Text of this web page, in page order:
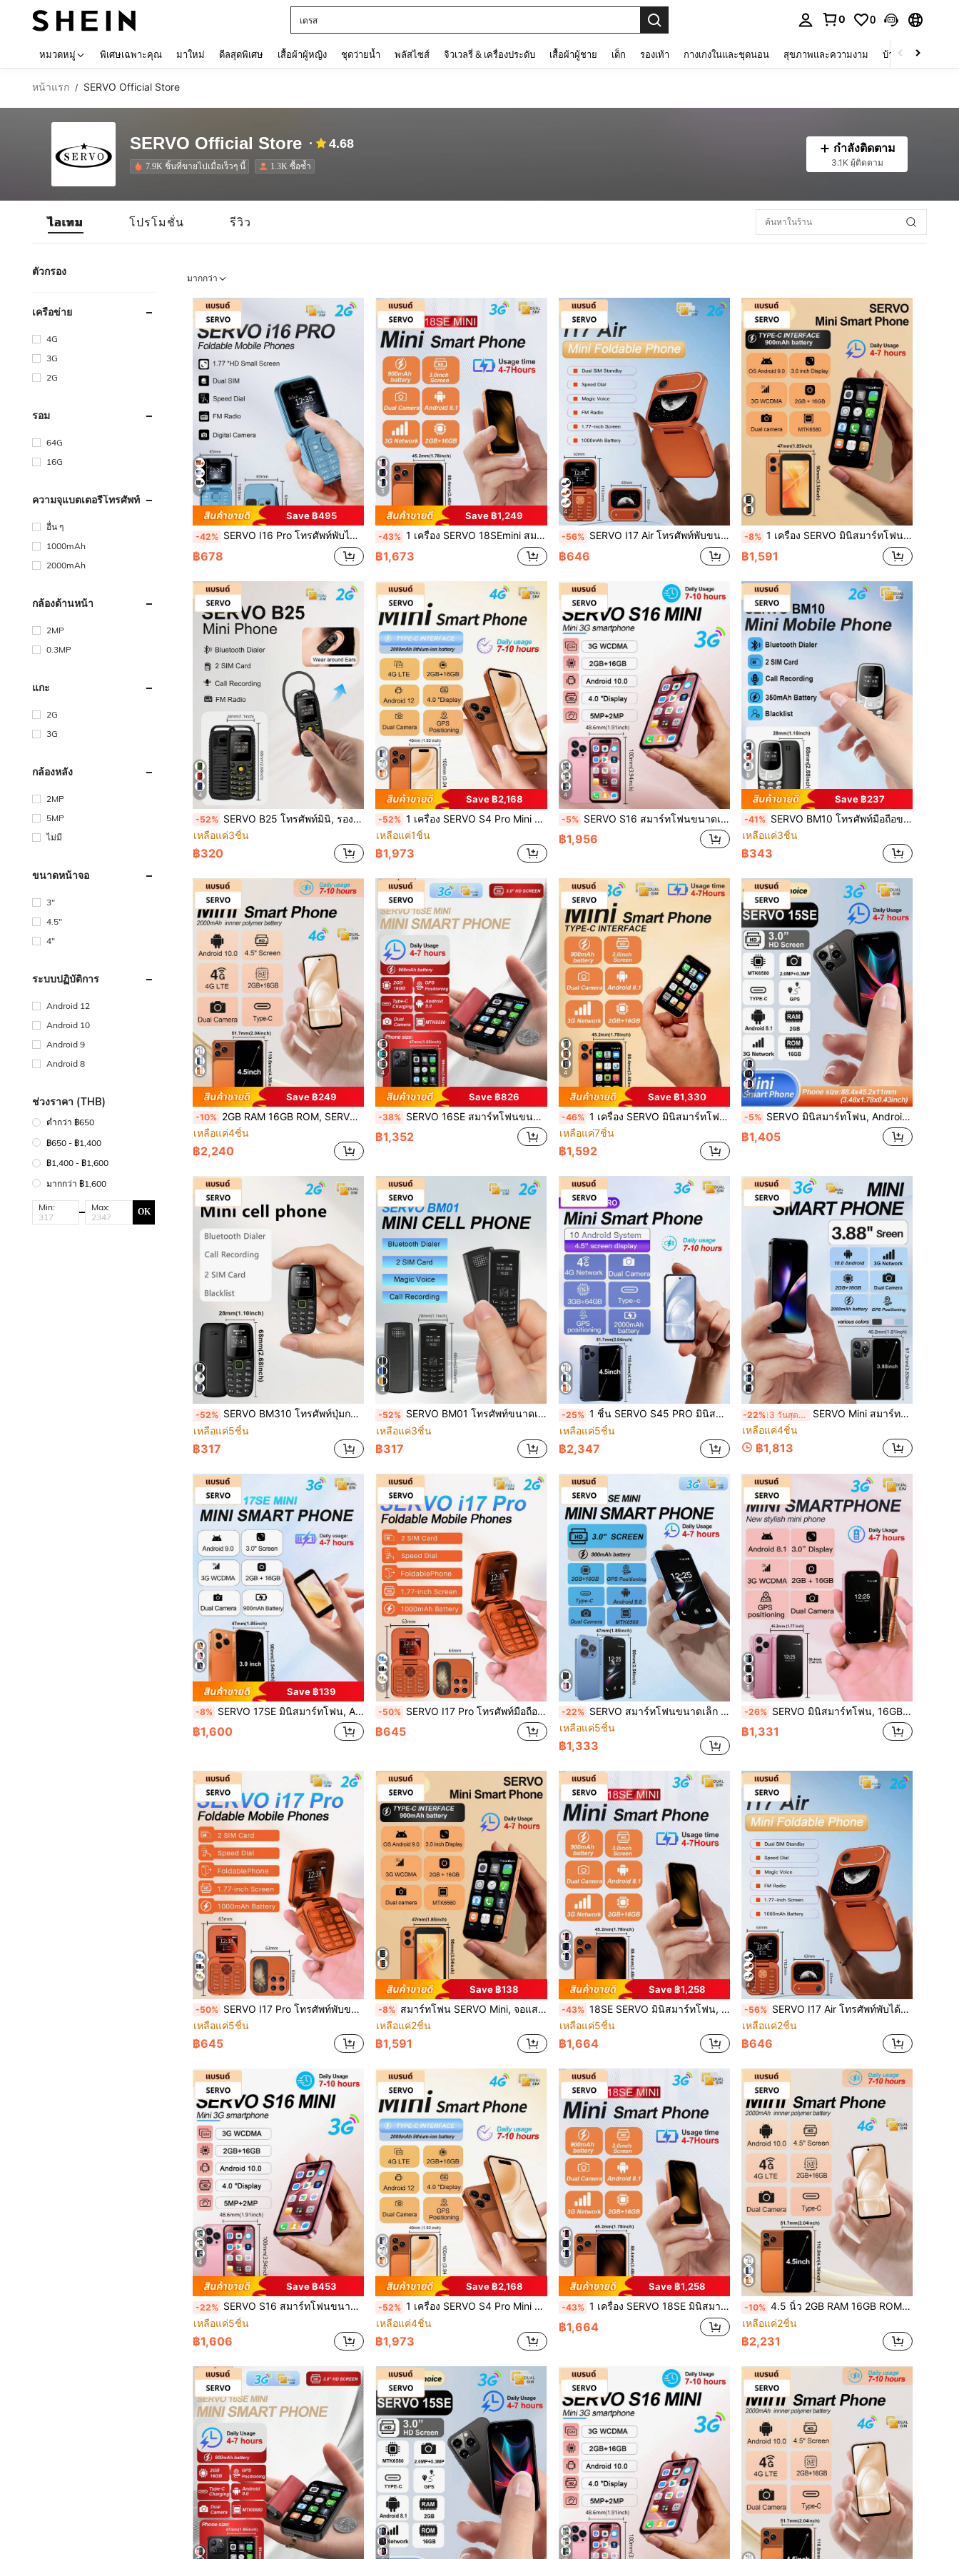
เด็กโต
0 0
หมวดหมู่ พิเศษเฉพาะคุณ มาใหม่ ดีลสุดพิเศษ เสื้อผ้าผู้หญิง ชุดว่ายน้ำ พลัสไซส์ จิวเวลรี่ & เครื่องประดับ เสื้อผ้าผู้ชาย เด็ก รองเท้า กางเกงในและชุดนอน สุขภาพและความงาม บ้านและที่อยู่อาศัย
หน้าแรก / SERVO Official Store
SERVO Official Store 4.68
7.9K ชิ้นที่ขายไปเมื่อเร็วๆ นี้ 1.3K ซื้อซ้ำ
กำลังติดตาม
3.1K ผู้ติดตาม
ไอเทม โปรโมชั่น รีวิว
ตัวกรอง
เครือข่าย
4G
3G
2G
รอม
64G
16G
ความจุแบตเตอรี่โทรศัพท์
อื่น ๆ
1000mAh
2000mAh
กล้องด้านหน้า
2MP
0.3MP
แกะ
2G
3G
กล้องหลัง
2MP
5MP
ไม่มี
ขนาดหน้าจอ
3"
4.5"
4"
ระบบปฏิบัติการ
Android 12
Android 10
Android 9
Android 8
ช่วงราคา (THB)
ต่ำกว่า ฿650
฿650 - ฿1,400
฿1,400 - ฿1,600
มากกว่า ฿1,600
Min: Max: OK
มากกว่า
5
Save ฿495
-42% SERVO I16 Pro โทรศัพท์พับได้ขนาดเล็ก ซิมคู่ สแตนด์บายคู่ บันทึกการโทร หน้าจอ 1.77 นิ้ว ไฟฉาย LED 2G GSM
฿678
5
Save ฿1,249
-43% 1 เครื่อง SERVO 18SEmini สมาร์ทโฟน, Android 8.1, RAM 2GB + ROM 16GB, WiFi, จอแสดงผล 3.0", สองซิม สองสแตนด์บาย, โทรศัพท์พกพา 3G WCDMA ขนาดกะทัดรัด
฿1,673
4
-56% SERVO I17 Air โทรศัพท์พับขนาดเล็ก จอ 1.77 นิ้ว รองรับ 2 ซิม 2G GSM มีปุ่มโทรด่วน แบล็คลิสต์ วิทยุ FM สีดำ
฿646
-8% 1 เครื่อง SERVO มินิสมาร์ทโฟน, ระบบ Android 9.0, เครือข่าย 3G WCDMA สองซิมสองสแตนด์บาย, จอแสดงผล HD 3.0", RAM 2GB + ROM 16GB, โทรศัพท์ขนาดพกพา
฿1,591
4
-52% SERVO B25 โทรศัพท์มินิ, รองรับสองซิม, โทรด้วยบลูทูธ, ซิงค์เพลง, รายการดำ, หน้าจอ 0.66 นิ้ว, เหมาะสำหรับกีฬา, โทรศัพท์สำรองแบบปุ่ม
เหลือแค่3ชิ้น
฿320
Save ฿2,168
-52% 1 เครื่อง SERVO S4 Pro Mini สมาร์ทโฟน, หน้าจอ 4.0 นิ้ว, สองซิม, 2GB+16GB, Android 12.0, WiFi, GPS, เครือข่าย 4G, โทรศัพท์อัจฉริยะขนาดกะทัดรัด
เหลือแค่1ชิ้น
฿1,973
4
-5% SERVO S16 สมาร์ทโฟนขนาดเล็ก, ระบบปฏิบัติการ Android 10.0, RAM 2GB, พื้นที่จัดเก็บ 16GB, ช่องใส่ซิมคู่, หน้าจอ 4.0 นิ้ว, ระบบระบุตำแหน่ง GPS, แบตเตอรี่ 2000mAh, รองรับเครือข่าย 3G WCDMA, ขนาดกะทัดรัดและพกพาสะดวก
฿1,956
8
Save ฿237
-41% SERVO BM10 โทรศัพท์มือถือขนาดเล็ก หน้าจอ 0.66 นิ้ว รองรับ 2 ซิม บลูทูธ บันทึกการโทร 2G GSM พกพาสำหรับใช้งานกลางแจ้ง วิทยุ FM หลายภาษา โทรศัพท์ฟีเจอร์ขนาดเล็ก
เหลือแค่3ชิ้น
฿343
Save ฿249
-10% 2GB RAM 16GB ROM, SERVO S45 PRO มินิสมาร์ทโฟน, สองซิม สองสแตนด์บาย, GPS WiFi, จอแสดงผล 4.5 นิ้ว, เครือข่าย 4G, กล้องคู่
เหลือแค่4ชิ้น
฿2,240
4
Save ฿826
-38% SERVO 16SE สมาร์ทโฟนขนาดเล็ก, Android 9.0, WCDMA Dual SIM, เครือข่าย 3G, หน้าจอ HD 3.0 นิ้ว, RAM 2GB + ROM 16GB, สมาร์ทโฟนขนาดกะทัดรัด
฿1,352
4
Save ฿1,330
-46% 1 เครื่อง SERVO มินิสมาร์ทโฟน, Android 8.1 OS, WCDMA สองซิม สองสแตนด์บาย เครือข่าย 3G, จอแสดงผล HD 3.0", กล้องคู่, RAM 2GB + ROM 16GB, โทรศัพท์พกพากะทัดรัด
เหลือแค่7ชิ้น
฿1,592
5
-5% SERVO มินิสมาร์ทโฟน, Android 8.1 OS, RAM 2GB, หน่วยความจำ 16GB, Dual SIM, หน้าจอ HD 3.0", ฮอตสปอต WiFi และ GPS, โทรศัพท์ขนาดพกพา
฿1,405
-52% SERVO BM310 โทรศัพท์ปุ่มกดขนาดเล็ก รองรับ 2 SIM Standby, โทรออกผ่าน Bluetooth, บันทึกการโทร, รายการดำ, โทรศัพท์สำรอง 2G GSM
เหลือแค่5ชิ้น
฿317
4
-52% SERVO BM01 โทรศัพท์ขนาดเล็ก 2G GSM Dual SIM Standby โทรด่วน บลูทูธ บันทึกการโทร หน้าจอ 0.66 นิ้ว โทรศัพท์ปุ่มเล็ก
เหลือแค่3ชิ้น
฿317
-25% 1 ชิ้น SERVO S45 PRO มินิสมาร์ทโฟน, Android 10.0, RAM 3GB+64GB, WiFi&GPS, แบตเตอรี่ 2000mAh, 4G LTE, จอแสดงผล 4.5 นิ้ว, มินิโฟน
เหลือแค่5ชิ้น
฿2,347
-22% 3 วันสุดท้าย
SERVO Mini สมาร์ทโฟน Android 10.0 2GB+16GB หน้าจอ 3.88 นิ้ว รองรับ 2 ซิม Dual Standby 3G WCDMA สมาร์ทโฟนขนาดเล็กน่ารัก
เหลือแค่4ชิ้น
฿1,813
Save ฿139
-8% SERVO 17SE มินิสมาร์ทโฟน, Android 9.0, สองซิมสองสแตนด์บาย, จอแสดงผล HD 3.0", หน่วยความจำขนาดใหญ่ 2GB+16GB, WiFi & GPS, โทรศัพท์ขนาดเล็ก 3G WCDMA
฿1,600
5
-50% SERVO I17 Pro โทรศัพท์มือถือพับได้ขนาดมินิ หน้าจอ 1.77 นิ้ว รองรับ 2 ซิมการ์ด วิทยุ FM 2G GSM แบบปุ่มกด
฿645
-22% SERVO สมาร์ทโฟนขนาดเล็ก 3.0 นิ้ว, RAM 2GB ROM 16GB, จดจำใบหน้า, Android 9.0, สองซิม สองสแตนด์บาย, เครือข่าย 3G, โทรศัพท์ขนาดเล็ก
เหลือแค่5ชิ้น
฿1,333
5
-26% SERVO มินิสมาร์ทโฟน, 16GB ROM, 2GB RAM, Android 8.1, ปลดล็อกด้วยใบหน้า, จอแสดงผล 3.0", 3G WCDMA, โทรศัพท์เครื่องเล็กน่ารัก
฿1,331
5
-50% SERVO I17 Pro โทรศัพท์พับขนาดเล็ก หน้าจอ 1.77 นิ้ว ช่องใส่ 2 ซิม วิทยุ FM 2G GSM แบบปุ่มกด โทรศัพท์ฝาพับมินิ
เหลือแค่5ชิ้น
฿645
Save ฿138
-8% สมาร์ทโฟน SERVO Mini, จอแสดงผล HD 3.0 นิ้ว, ระบบ Android, 2GB+16GB สองซิม, รองรับเครือข่าย 3G WCDMA, ปลดล็อกแบบพกพา, โทรศัพท์ขนาดกะทัดรัด
เหลือแค่2ชิ้น
฿1,591
5
Save ฿1,258
-43% 18SE SERVO มินิสมาร์ทโฟน, Android 8.1 OS, WCDMA สองซิม สองสแตนด์บาย เครือข่าย 3G, จอแสดงผล HD 3.0", กล้องคู่, RAM 2GB + ROM 16GB, โทรศัพท์มินิแบบพกพา
เหลือแค่5ชิ้น
฿1,664
4
-56% SERVO I17 Air โทรศัพท์พับได้มินิ 2 ซิม หน้าจอ 1.77 นิ้ว 2G GSM โทรด่วน แบล็กลิสต์ วิทยุ FM
เหลือแค่2ชิ้น
฿646
4
Save ฿453
-22% SERVO S16 สมาร์ทโฟนขนาดเล็ก, ระบบปฏิบัติการ Android 10.0, แบตเตอรี่ 2000mAh, 3GB+32GB ซิมคู่สแตนด์บายคู่, โปรเซสเซอร์ MTK6580, หน้าจอ 4.0 นิ้ว, รองรับเครือข่าย 3G WCDMA, ตัวเครื่องกะทัดรัด
เหลือแค่5ชิ้น
฿1,606
Save ฿2,168
-52% 1 เครื่อง SERVO S4 Pro Mini สมาร์ทโฟน, หน้าจอ 4.0 นิ้ว, สองซิม, 2GB+16GB, Android 12.0, WiFi, GPS, เครือข่าย 4G, โทรศัพท์อัจฉริยะขนาดกะทัดรัด
เหลือแค่4ชิ้น
฿1,973
5
Save ฿1,258
-43% 1 เครื่อง SERVO 18SE มินิสมาร์ทโฟน, Android 8.1 OS, WCDMA สองซิม สองสแตนด์บาย เครือข่าย 3G, จอแสดงผล HD 3.0", ตัวเครื่องกะทัดรัด, RAM 2GB + ROM 16GB, ใช้งานมือเดียว, โทรศัพท์ขนาดฝ่ามือกะทัดรัด
฿1,664
-10% 4.5 นิ้ว 2GB RAM 16GB ROM สองซิม สองสแตนด์บาย เครือข่าย 4G GPS WiFi มินิสมาร์ทโฟน
เหลือแค่2ชิ้น
฿2,231